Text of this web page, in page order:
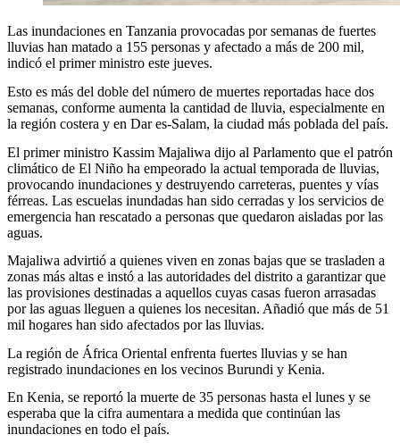
Las inundaciones en Tanzania provocadas por semanas de fuertes
lluvias han matado a 155 personas y afectado a más de 200 mil,
indicó el primer ministro este jueves.
Esto es más del doble del número de muertes reportadas hace dos
semanas, conforme aumenta la cantidad de lluvia, especialmente en
la región costera y en Dar es-Salam, la ciudad más poblada del país.
El primer ministro Kassim Majaliwa dijo al Parlamento que el patrón
climático de El Niño ha empeorado la actual temporada de lluvias,
provocando inundaciones y destruyendo carreteras, puentes y vías
férreas. Las escuelas inundadas han sido cerradas y los servicios de
emergencia han rescatado a personas que quedaron aisladas por las
aguas.
Majaliwa advirtió a quienes viven en zonas bajas que se trasladen a
zonas más altas e instó a las autoridades del distrito a garantizar que
las provisiones destinadas a aquellos cuyas casas fueron arrasadas
por las aguas lleguen a quienes los necesitan. Añadió que más de 51
mil hogares han sido afectados por las lluvias.
La región de África Oriental enfrenta fuertes lluvias y se han
registrado inundaciones en los vecinos Burundi y Kenia.
En Kenia, se reportó la muerte de 35 personas hasta el lunes y se
esperaba que la cifra aumentara a medida que continúan las
inundaciones en todo el país.